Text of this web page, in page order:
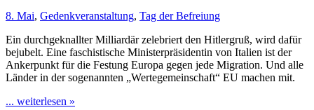
8. Mai, Gedenkveranstaltung, Tag der Befreiung
Ein durchgeknallter Milliardär zelebriert den Hitlergruß, wird dafür
bejubelt. Eine faschistische Ministerpräsidentin von Italien ist der
Ankerpunkt für die Festung Europa gegen jede Migration. Und alle
Länder in der sogenannten „Wertegemeinschaft“ EU machen mit.
... weiterlesen »